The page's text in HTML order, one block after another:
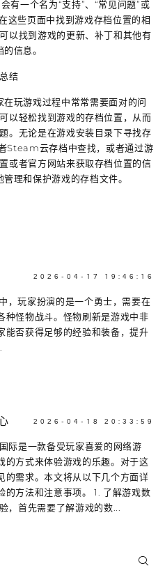
有一个名为“支持”、“常见问题”或
这些页面中找到游戏存档位置的相
以找到游戏的更新、补丁和其他有
信息。
总结
玩游戏过程中常常需要面对的问
以轻松找到游戏的存档位置，从而
。无论是在游戏安装目录下寻找存
Steam云存档中查找，或者通过游
或者官方网站来获取存档位置的信
理和保护游戏的存档文件。
2026-04-17 19:46:16
，玩家扮演的是一个勇士，需要在
种怪物战斗。怪物刷新是游戏中非
能否获得足够的经验和装备，提升
2026-04-18 20:33:59
际是一款备受玩家喜爱的网络游
的方式来体验游戏的乐趣。对于这
的需求。本文将从以下几个方面详
的方法和注意事项。 1. 了解游戏数
，首先需要了解游戏的数...